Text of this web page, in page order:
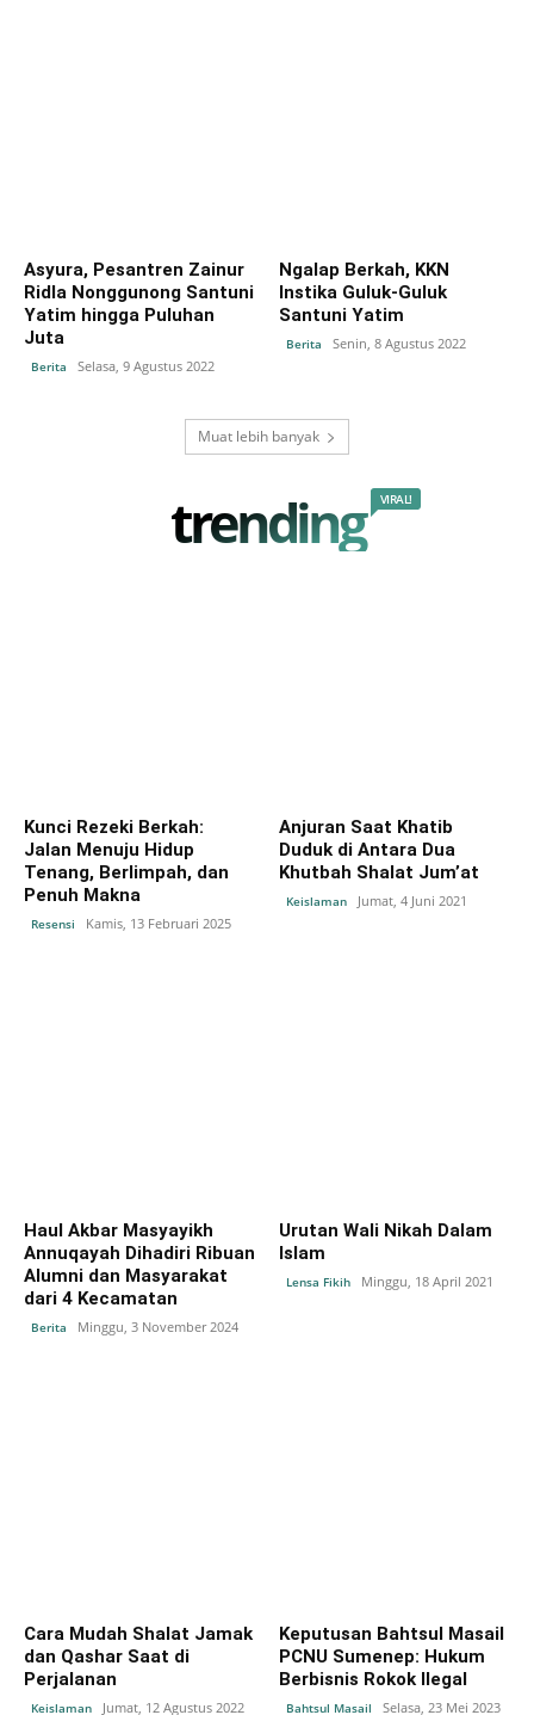
Asyura, Pesantren Zainur
Ridla Nonggunong Santuni
Yatim hingga Puluhan
Juta
Berita Selasa, 9 Agustus 2022
Ngalap Berkah, KKN
Instika Guluk-Guluk
Santuni Yatim
Berita Senin, 8 Agustus 2022
Muat lebih banyak
trending VIRAL!
Kunci Rezeki Berkah:
Jalan Menuju Hidup
Tenang, Berlimpah, dan
Penuh Makna
Resensi Kamis, 13 Februari 2025
Anjuran Saat Khatib
Duduk di Antara Dua
Khutbah Shalat Jum’at
Keislaman Jumat, 4 Juni 2021
Haul Akbar Masyayikh
Annuqayah Dihadiri Ribuan
Alumni dan Masyarakat
dari 4 Kecamatan
Berita Minggu, 3 November 2024
Urutan Wali Nikah Dalam
Islam
Lensa Fikih Minggu, 18 April 2021
Cara Mudah Shalat Jamak
dan Qashar Saat di
Perjalanan
Keislaman Jumat, 12 Agustus 2022
Keputusan Bahtsul Masail
PCNU Sumenep: Hukum
Berbisnis Rokok Ilegal
Bahtsul Masail Selasa, 23 Mei 2023